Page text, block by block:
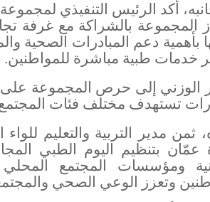
أكد الرئيس التنفيذي
المجموعة بالشراكة مع غرفة
بأهمية دعم المبادرات
خدمات طبية مباشرة للمواطنين.
الوزني إلى حرص المجموعة على
تستهدف مختلف فئات
ثمن مدير التربية والتعليم
عمّان بتنظيم اليوم الطبي
ومؤسسات المجتمع
وتعزز الوعي الصحي